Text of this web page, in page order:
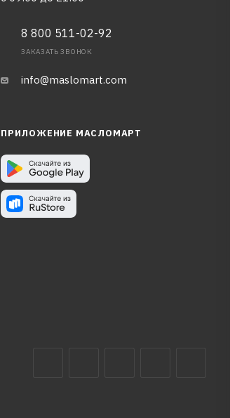
8 800 511-02-92
ЗАКАЗАТЬ ЗВОНОК
info@maslomart.com
ПРИЛОЖЕНИЕ МАСЛОМАРТ